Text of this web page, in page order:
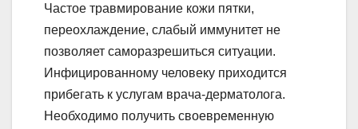
Частое травмирование кожи пятки,
переохлаждение, слабый иммунитет не
позволяет саморазрешиться ситуации.
Инфицированному человеку приходится
прибегать к услугам врача-дерматолога.
Необходимо получить своевременную